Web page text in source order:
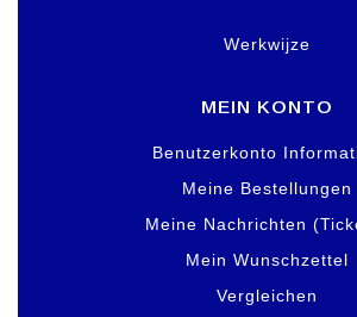
Werkwijze
MEIN KONTO
Benutzerkonto
Meine Bestellungen
Meine Nachrichten
Mein Wunschzettel
Vergleichen